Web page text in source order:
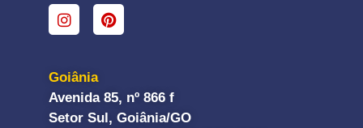
Goiânia
Avenida 85, nº 866 f
Setor Sul, Goiânia/GO